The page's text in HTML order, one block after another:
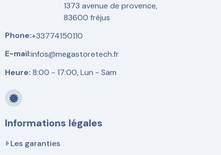
1373 avenue de provence,
83600 fréjus
Phone:+33774150110
E-mail:infos@megastoretech.fr
Heure: 8:00 - 17:00, Lun - Sam
Informations légales
Les garanties